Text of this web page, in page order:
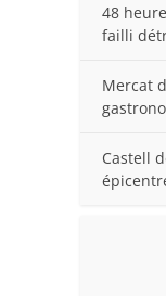
48
failli
Mercat
Castell